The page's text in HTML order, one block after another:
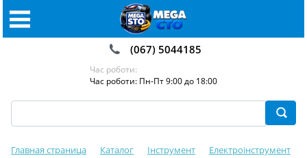
(067) 5044185
Час роботи:
Час роботи: Пн-Пт 9:00 до 18:00
Главная страница Каталог Інструмент
Електроінструмент